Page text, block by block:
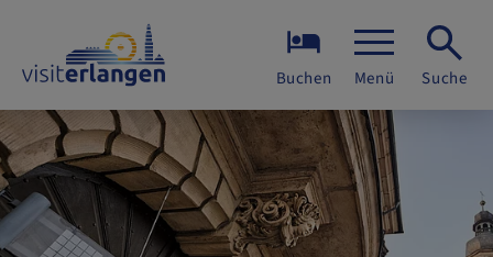
Buchen Menü Suche